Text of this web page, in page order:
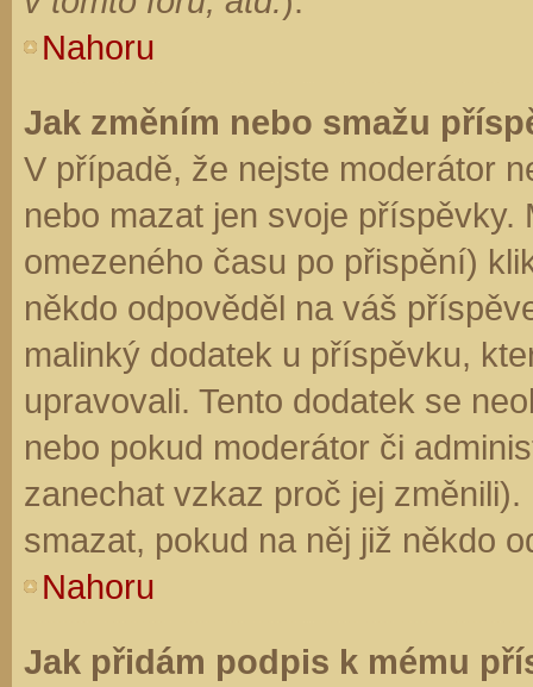
Nahoru
Jak změním nebo smažu
V případě, že nejste moderátor
nebo mazat jen svoje
omezeného času po přispění)
někdo odpověděl na váš
malinký dodatek u příspěvku,
upravovali. Tento dodatek se
nebo pokud moderátor či
zanechat vzkaz proč jej
smazat, pokud na něj již někdo
Nahoru
Jak přidám podpis k mému